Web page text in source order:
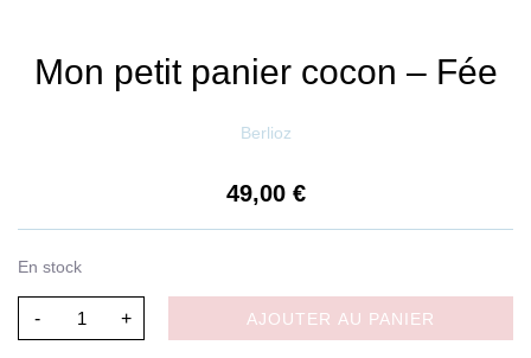
Mon petit panier cocon – Fée
Berlioz
49,00 €
En stock
- + AJOUTER AU PANIER